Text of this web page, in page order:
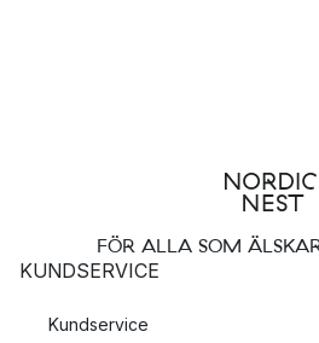
FÖR ALLA SOM
KUNDSERVICE
Kundservice